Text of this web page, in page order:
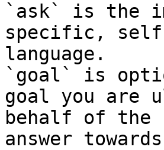
`ask` is the
specific,
language.
`goal` is
goal you are
behalf of
answer